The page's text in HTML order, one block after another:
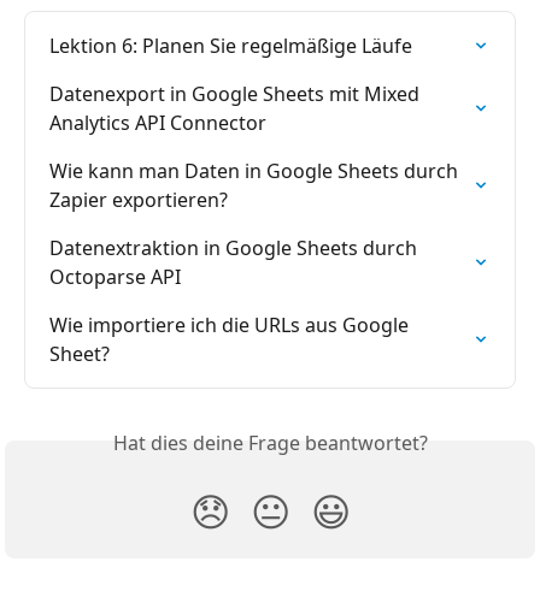
Lektion 6: Planen Sie regelmäßige Läufe
Datenexport in Google Sheets mit Mixed
Analytics API Connector
Wie kann man Daten in Google Sheets durch
Zapier exportieren?
Datenextraktion in Google Sheets durch
Octoparse API
Wie importiere ich die URLs aus Google
Sheet?
Hat dies deine Frage beantwortet?
😞 😐 😃